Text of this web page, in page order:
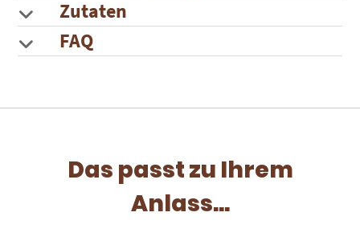
Zutaten
FAQ
Das passt zu Ihrem
Anlass...